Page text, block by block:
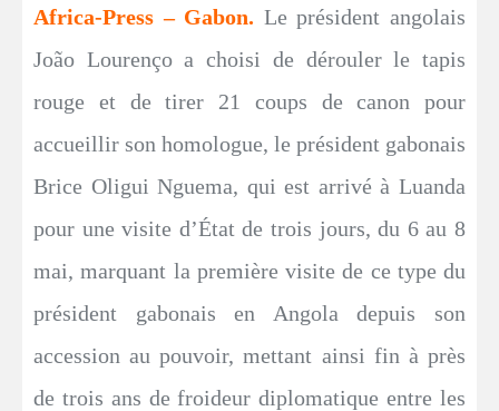
Africa-Press – Gabon. Le président angolais
João Lourenço a choisi de dérouler le tapis
rouge et de tirer 21 coups de canon pour
accueillir son homologue, le président gabonais
Brice Oligui Nguema, qui est arrivé à Luanda
pour une visite d’État de trois jours, du 6 au 8
mai, marquant la première visite de ce type du
président gabonais en Angola depuis son
accession au pouvoir, mettant ainsi fin à près
de trois ans de froideur diplomatique entre les